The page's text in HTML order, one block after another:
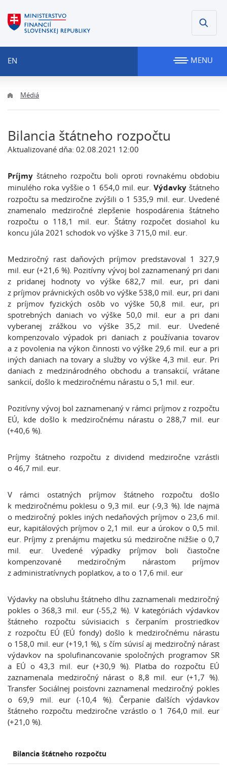
EN MENU
Médiá
Bilancia štátneho rozpočtu
Aktualizované dňa: 02.08.2021 12:00
Príjmy štátneho rozpočtu boli oproti rovnakému obdobiu
minulého roka vyššie o 1 654,0 mil. eur.Výdavky štátneho
rozpočtu sa medziročne zvýšili o 1 535,9 mil. eur. Uvedené
znamenalo medziročné zlepšenie hospodárenia štátneho
rozpočtu o 118,1 mil. eur. Štátny rozpočet dosiahol ku
koncu júla 2021 schodok vo výške 3 715,0 mil. eur.
Medziročný rast daňových príjmov predstavoval 1 327,9
mil. eur (+21,6 %). Pozitívny vývoj bol zaznamenaný pri dani
z pridanej hodnoty vo výške 682,7 mil. eur, pri dani
z príjmov právnických osôb vo výške 538,0 mil. eur, pri dani
z príjmov fyzických osôb vo výške 50,8 mil. eur, pri
spotrebných daniach vo výške 50,0 mil. eur a pri dani
vyberanej zrážkou vo výške 35,2 mil. eur. Uvedené
kompenzovalo výpadok pri daniach z používania tovarov
a z povolenia na výkon činnosti vo výške 29,6 mil. eur a pri
iných daniach na tovary a služby vo výške 4,3 mil. eur. Pri
daniach z medzinárodného obchodu a transakcií, vrátane
sankcií, došlo k medziročnému nárastu o 5,1 mil. eur.
Pozitívny vývoj bol zaznamenaný v rámci príjmov z rozpočtu
EÚ, kde došlo k medziročnému nárastu o 288,7 mil. eur
(+40,6 %).
Príjmy štátneho rozpočtu z dividend medziročne vzrástli
o 46,7 mil. eur.
V rámci ostatných príjmov štátneho rozpočtu došlo
k medziročnému poklesu o 9,3 mil. eur (-9,3 %). Ide najmä
o medziročný pokles iných nedaňových príjmov o 23,6 mil.
eur, kapitálových príjmov o 2,1 mil. eur a úrokov o 0,5 mil.
eur. Príjmy z prenájmu majetku sú medziročne nižšie o 0,7
mil. eur. Uvedené výpadky príjmov boli čiastočne
kompenzované medziročným nárastom príjmov
z administratívnych poplatkov, a to o 17,6 mil. eur
Výdavky na obsluhu štátneho dlhu zaznamenali medziročný
pokles o 368,3 mil. eur (-55,2 %). V kategóriách výdavkov
štátneho rozpočtu súvisiacich s čerpaním prostriedkov
z rozpočtu EÚ (EÚ fondy) došlo k medziročnému nárastu
o 158,0 mil. eur (+19,1 %), s čím súvisí aj medziročný nárast
výdavkov na spolufinancovanie spoločných programov SR
a EÚ o 43,3 mil. eur (+30,9 %). Platba do rozpočtu EÚ
zaznamenala medziročný nárast o 8,8 mil. eur (+1,7 %).
Transfer Sociálnej poisťovni zaznamenal medziročný pokles
o 69,9 mil. eur (-10,4 %). Čerpanie ďalších výdavkov
štátneho rozpočtu medziročne vzrástlo o 1 764,0 mil. eur
(+21,0 %).
Bilancia štátneho rozpočtu